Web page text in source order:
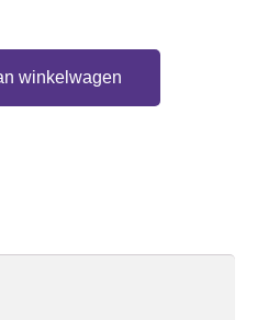
winkelwagen